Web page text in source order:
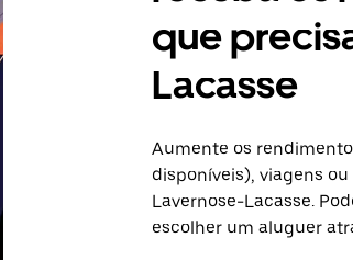
que
Lacasse
Aumente os
disponíveis), viagens
Lavernose-Lacasse.
escolher um aluguer